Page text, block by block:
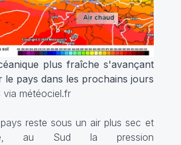
plus fraîche s'avançant
le pays dans les prochains jours
via météociel.fr
reste sous un air plus sec et
au Sud la pression